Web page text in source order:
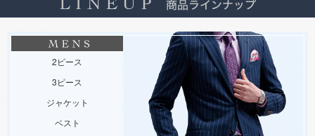
2ピース
3ピース
ジャケット
ベスト